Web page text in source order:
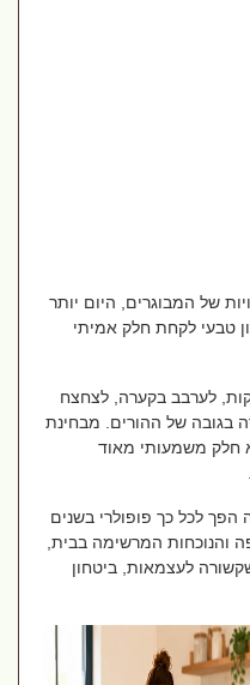
של המבוגרים, היום יותר
טבעי לקחת חלק אמיתי
לערבב בקערה, לצחצח
של ההורים. מבחינת
משמעותי מאוד
לכל כך פופולרי בשנים
והנוכחות המרשימה בבית,
לעצמאות, ביטחון